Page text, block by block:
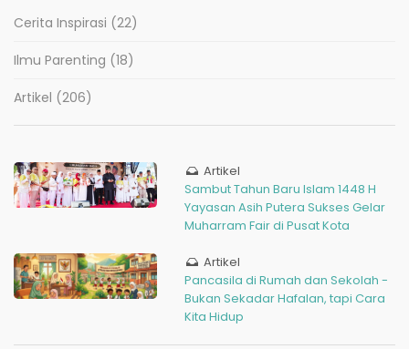
Cerita Inspirasi (22)
Ilmu Parenting (18)
Artikel (206)
Artikel
Sambut Tahun Baru Islam 1448 H
Yayasan Asih Putera Sukses Gelar
Muharram Fair di Pusat Kota
Artikel
Pancasila di Rumah dan Sekolah -
Bukan Sekadar Hafalan, tapi Cara
Kita Hidup